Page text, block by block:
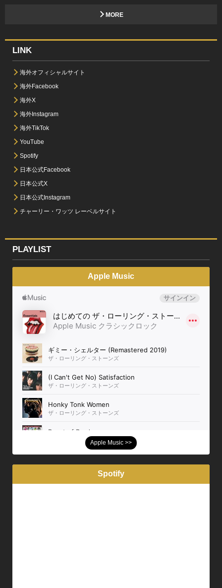
MORE
LINK
海外オフィシャルサイト
海外Facebook
海外X
海外Instagram
海外TikTok
YouTube
Spotify
日本公式Facebook
日本公式X
日本公式Instagram
チャーリー・ワッツ レーベルサイト
PLAYLIST
Apple Music
Apple Music >>
Spotify